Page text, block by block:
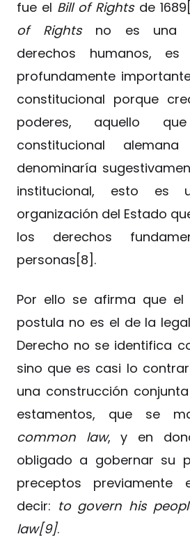
fue el Bill of Rightsde
of Rightsno es una
derechos humanos,
profundamente
constitucional porque
poderes, aquello
constitucional
denominaría
institucional, esto es
organización del Estado
los derechos
personas[8].
Por ello se afirma que el
postula no es el de la
Derecho no se identifica
sino que es casi lo
una construcción
estamentos, que se
common law, y en
obligado a gobernar su
preceptos previamente
decir: to govern his
law[9].